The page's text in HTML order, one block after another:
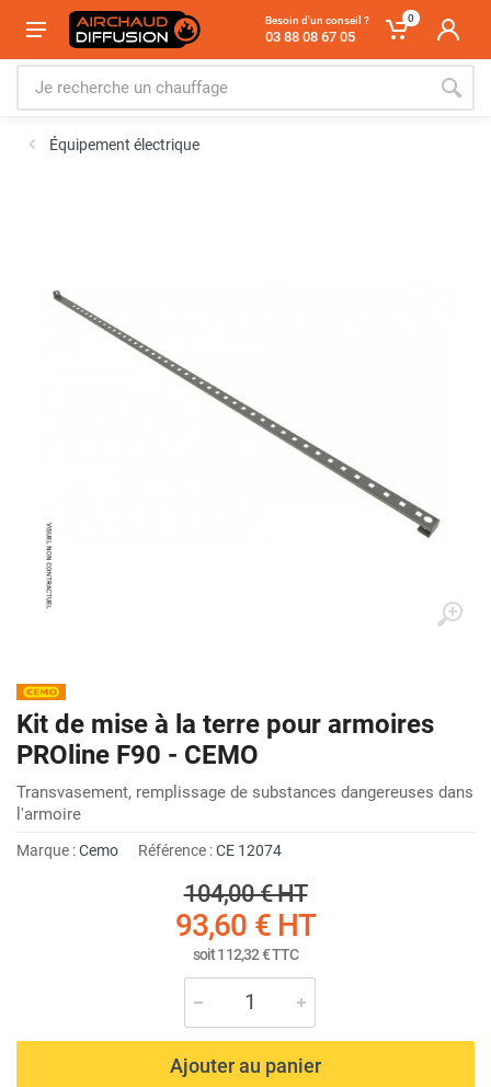
Besoin d'un conseil ?
03 88 08 67 05
0
Équipement électrique
Kit de mise à la terre pour armoires
PROline F90 - CEMO
Transvasement, remplissage de substances dangereuses dans
l'armoire
Marque :Cemo Référence :CE 12074
104,00 €HT
93,60 €HT
soit112,32 €TTC
Ajouter au panier